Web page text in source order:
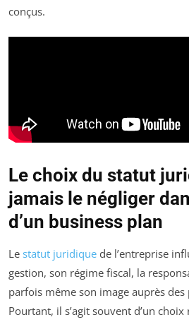
conçus.
Le choix du statut
jamais le négliger
d’un business plan
Le statut juridique de l’entreprise
gestion, son régime fiscal, la
parfois même son image auprès
Pourtant, il s’agit souvent d’un